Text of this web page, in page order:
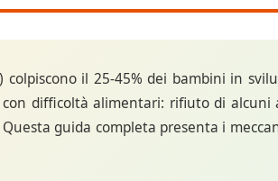
colpiscono il 25-45% dei bambini in
difficoltà alimentari: rifiuto di
guida completa presenta i